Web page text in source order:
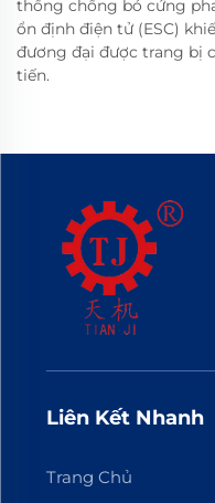
thống chống bó cứng
ổn định điện tử (ESC)
đương đại được trang bị
tiến.
Liên Kết Nhanh
Trang Chủ